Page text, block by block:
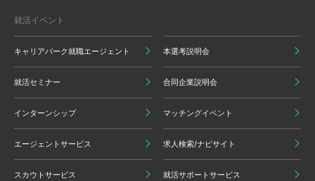
就活イベント
キャリアパーク就職エージェント 本選考説明会
就活セミナー 合同企業説明会
インターンシップ マッチングイベント
エージェントサービス 求人検索/ナビサイト
スカウトサービス 就活サポートサービス